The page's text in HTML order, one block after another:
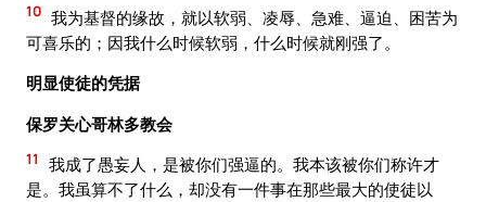
10 我为基督的缘故，就以软弱、凌辱、急难、逼迫、困苦为
可喜乐的；因我什么时候软弱，什么时候就刚强了。
明显使徒的凭据
保罗关心哥林多教会
11
我成了愚妄人，是被你们强逼的。我本该被你们称许才
是。我虽算不了什么，却没有一件事在那些最大的使徒以